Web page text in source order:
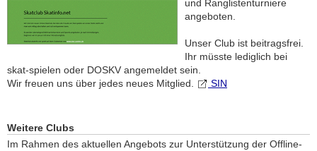
und Ranglistenturniere
angeboten.
Unser Club ist beitragsfrei.
Ihr müsste lediglich bei
skat-spielen oder DOSKV angemeldet sein.
Wir freuen uns über jedes neues Mitglied.
SIN
Weitere Clubs
Im Rahmen des aktuellen Angebots zur Unterstützung der Offline-